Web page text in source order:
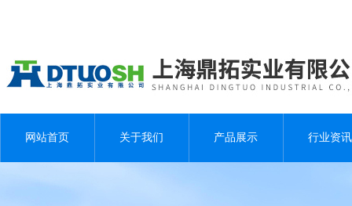
网站首页 关于我们 产品展示 行业资讯